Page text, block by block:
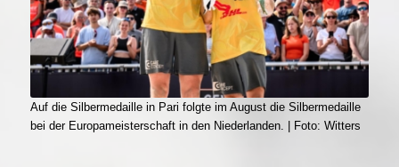
Auf die Silbermedaille in Pari folgte im August die Silbermedaille
bei der Europameisterschaft in den Niederlanden. | Foto: Witters